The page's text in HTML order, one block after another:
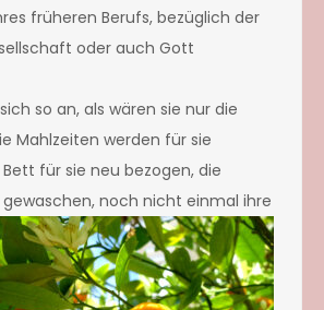
früheren Berufs, bezüglich der
oder auch Gott
so an, als wären sie nur die
Mahlzeiten werden für sie
für sie neu bezogen, die
aschen, noch nicht einmal ihre